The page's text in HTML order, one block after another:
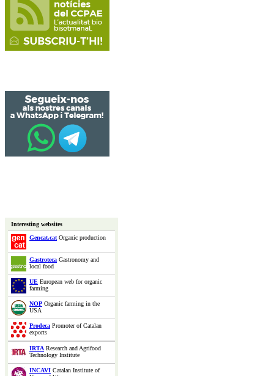
Interesting websites
Gencat.catOrganic production
Gastroteca Gastronomy and
local food
UE European web for organic
farming
NOP Organic farming in the
USA
Prodeca Promoter of Catalan
exports
IRTA Research and Agrifood
Technology Institute
INCAVI Catalan Institute of